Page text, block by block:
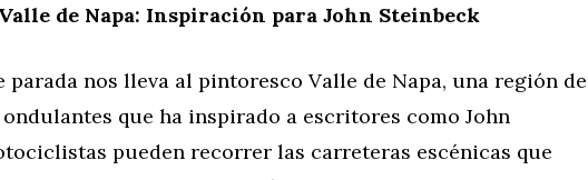
de Napa: Inspiración para John Steinbeck
nos lleva al pintoresco Valle de Napa, una región de
que ha inspirado a escritores como John
pueden recorrer las carreteras escénicas que